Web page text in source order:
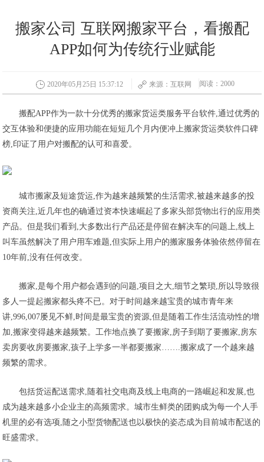
搬家公司 互联网搬家平台，看搬配
APP如何为传统行业赋能
2020年05月25日 15:37:12 来源：互联网 阅读：2000
搬配APP作为一款十分优秀的搬家货运类服务平台软件,通过优秀的
交互体验和便捷的应用功能在短短几个月内便冲上搬家货运类软件口碑
榜,印证了用户对搬配的认可和喜爱。
城市搬家及短途货运,作为越来越频繁的生活需求,被越来越多的投
资商关注,近几年也的确通过资本快速崛起了多家头部货物出行的应用类
产品。但是我们看到,大多数出行产品还是停留在解决车的问题上,线上
叫车虽然解决了用户用车难题,但实际上用户的搬家服务体验依然停留在
10年前,没有任何改变。
搬家,是每个用户都会遇到的问题,项目之大,细节之繁琐,所以导致很
多人一提起搬家都头疼不已。对于时间越来越宝贵的城市青年来
讲,996,007屡见不鲜,时间是最宝贵的资源,但是随着工作生活流动性的增
加,搬家变得越来越频繁。工作地点换了要搬家,房子到期了要搬家,房东
卖房要收房要搬家,孩子上学多一半都要搬家…….搬家成了一个越来越
频繁的需求。
包括货运配送需求,随着社交电商及线上电商的一路崛起和发展,也
成为越来越多小企业主的高频需求。城市生鲜类的团购成为每一个人手
机里的必有选项,随之小型货物配送也以极快的姿态成为目前城市配送的
旺盛需求。